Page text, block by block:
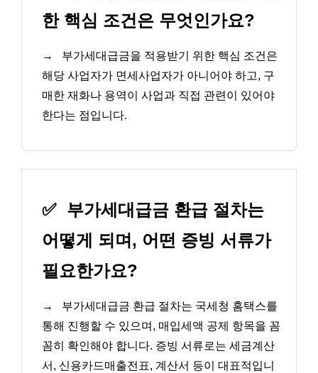
한 핵심 조건은 무엇인가요?
→
부가세대급금을 적용받기 위한 핵심 조건은
해당 사업자가 면세사업자가 아니어야 하고, 구
매한 재화나 용역이 사업과 직접 관련이 있어야
한다는 점입니다.
✅ 부가세대급금 환급 절차는
어떻게 되며, 어떤 증빙 서류가
필요한가요?
→
부가세대급금 환급 절차는 국세청 홈택스를
통해 진행할 수 있으며, 매입세액 공제 항목을 꼼
꼼히 확인해야 합니다. 증빙 서류로는 세금계산
서, 신용카드매출전표, 계산서 등이 대표적입니